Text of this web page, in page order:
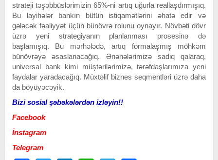
strateji təşəbbüslərimizin 65%-ni artıq uğurla reallaşdırmışıq.
Bu layihələr bankın bütün istiqamətlərini əhatə edir və
gələcək fəaliyyət üçün bünövrə rolunu oynayır. Növbəti dövr
üzrə yeni strategiyanın planlanması prosesinə də
başlamışıq. Bu mərhələdə, artıq formalaşmış möhkəm
bünövrəyə əsaslanacağıq. Ənənələrimizə sadiq qalaraq,
universal bank kimi müştərilərimizə, tərəfdaşlarımıza yeni
faydalar yaradacağıq. Müxtəlif biznes seqmentləri üzrə daha
da böyüyəcəyik.
Bizi sosial şəbəkələrdən izləyin!!
Facebook
İnstagram
Telegram